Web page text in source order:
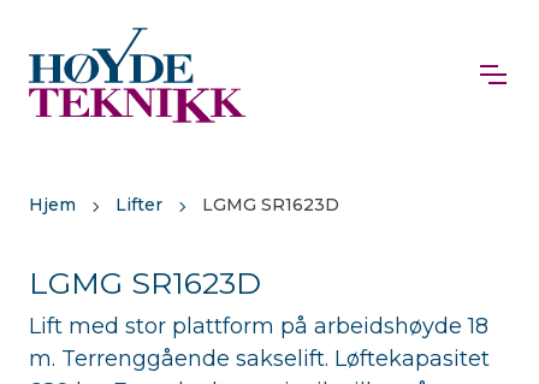
Hjem Lifter LGMG SR1623D
LGMG SR1623D
Lift med stor plattform på arbeidshøyde 18
m. Terrenggående sakselift. Løftekapasitet